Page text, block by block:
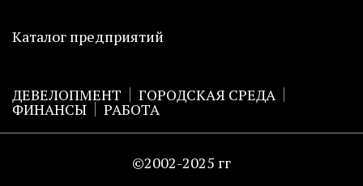
Каталог предприятий
ДЕВЕЛОПМЕНТ ГОРОДСКАЯ СРЕДА
ФИНАНСЫ РАБОТА
©2002-2025 гг